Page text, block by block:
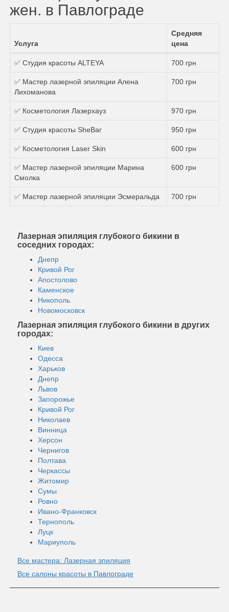
жен. в Павлограде
Услуга
Средняя
цена
✅ Студия красоты ALTEYA 700 грн
✅ Мастер лазерной эпиляции Алена
Лихоманова
700 грн
✅ Косметология Лазерхауз 970 грн
✅ Студия красоты SheBar 950 грн
✅ Косметология Laser Skin 600 грн
✅ Мастер лазерной эпиляции Марина
Смолка
600 грн
✅ Мастер лазерной эпиляции Эсмеральда 700 грн
Лазерная эпиляция глубокого бикини в
соседних городах:
Днепр
Кривой Рог
Апостолово
Каменское
Никополь
Новомосковск
Лазерная эпиляция глубокого бикини в других
городах:
Киев
Одесса
Харьков
Днепр
Львов
Запорожье
Кривой Рог
Николаев
Винница
Херсон
Чернигов
Полтава
Черкассы
Житомир
Сумы
Ровно
Ивано-Франковск
Тернополь
Луцк
Мариуполь
Все мастера: Лазерная эпиляция
Все салоны красоты в Павлограде